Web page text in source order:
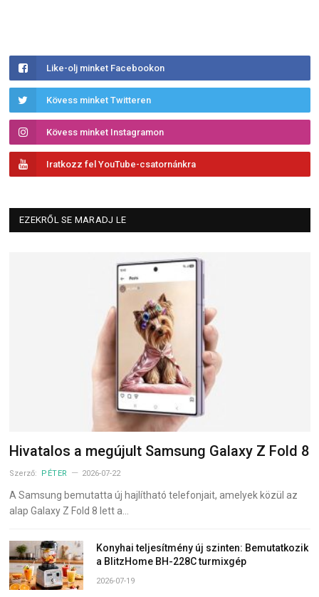
Like-olj minket Facebookon
Kövess minket Twitteren
Kövess minket Instagramon
Iratkozz fel YouTube-csatornánkra
EZEKRŐL SE MARADJ LE
Hivatalos a megújult Samsung Galaxy Z Fold 8
Szerző: PÉTER 2026-07-22
A Samsung bemutatta új hajlítható telefonjait, amelyek közül az
alap Galaxy Z Fold 8 lett a…
Konyhai teljesítmény új szinten: Bemutatkozik
a BlitzHome BH-228C turmixgép
2026-07-19